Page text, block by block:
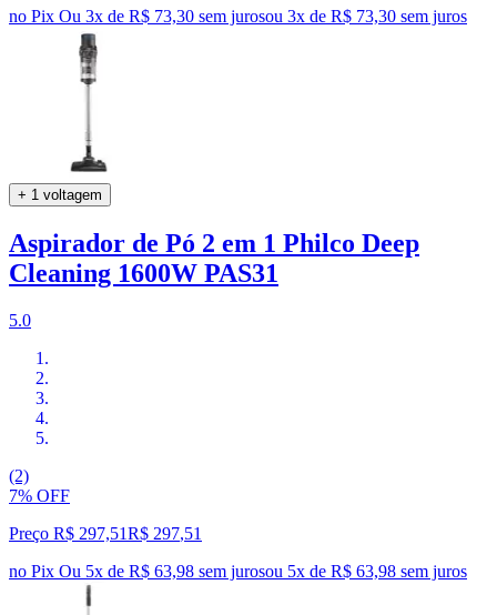
no Pix Ou 3x de R$ 73,30 sem jurosou 3x de R$ 73,30 sem juros
+ 1 voltagem
Aspirador de Pó 2 em 1 Philco Deep
Cleaning 1600W PAS31
5.0
(2)
7% OFF
Preço R$ 297,51R$ 297,51
no Pix Ou 5x de R$ 63,98 sem jurosou 5x de R$ 63,98 sem juros